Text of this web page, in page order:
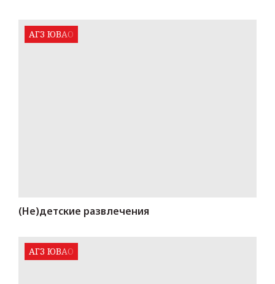
АГЗ ЮВАО
(Не)детские развлечения
АГЗ ЮВАО